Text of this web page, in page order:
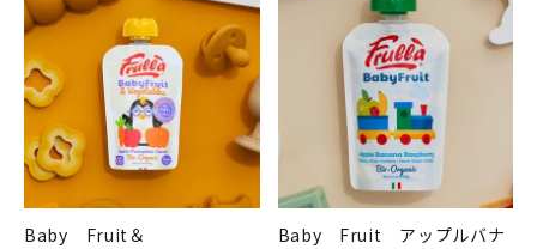
チュラヌオヴァ）
ジタブル／ナチュラヌオヴ
Baby Fruit＆
Baby Fruit アップルバナ